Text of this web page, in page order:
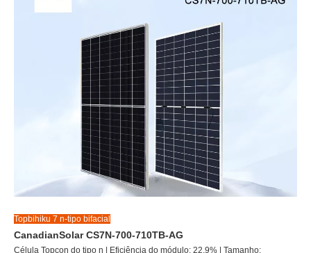
Topbihiku 7 n-tipo bifacial
CanadianSolar CS7N-700-710TB-AG
Célula Topcon do tipo n | Eficiência do módulo: 22,9% | Tamanho: